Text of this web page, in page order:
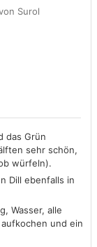
Surol
das Grün
sehr schön,
würfeln).
Dill ebenfalls in
Wasser, alle
und ein